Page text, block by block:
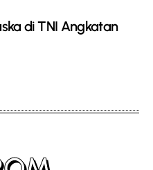
di TNI Angkatan